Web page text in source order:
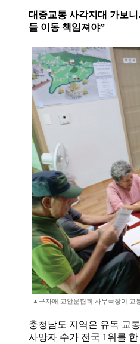
대중교통 사각지대 가보
들 이동 책임져야”
▲구자애 교안문협회 사무국장이 교
충청남도 지역은 유독 교
사망자 수가 전국 1위를 한